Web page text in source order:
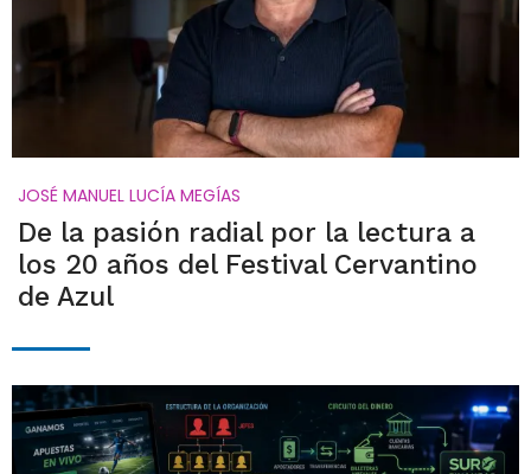
JOSÉ MANUEL LUCÍA MEGÍAS
De la pasión radial por la lectura a
los 20 años del Festival Cervantino
de Azul